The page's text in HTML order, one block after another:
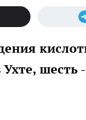
шесть